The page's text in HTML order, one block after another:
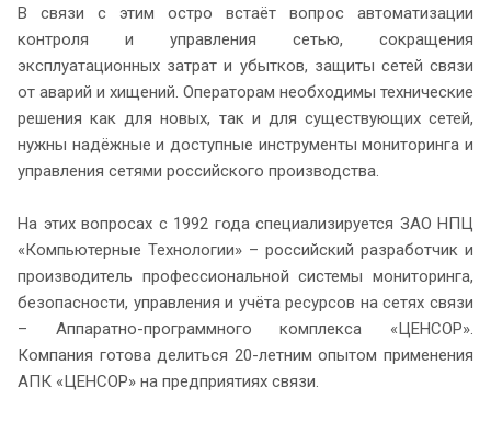
В связи с этим остро встаёт вопрос автоматизации
контроля и управления сетью, сокращения
эксплуатационных затрат и убытков, защиты сетей связи
от аварий и хищений. Операторам необходимы технические
решения как для новых, так и для существующих сетей,
нужны надёжные и доступные инструменты мониторинга и
управления сетями российского производства.
На этих вопросах с 1992 года специализируется ЗАО НПЦ
«Компьютерные Технологии» – российский разработчик и
производитель профессиональной системы мониторинга,
безопасности, управления и учёта ресурсов на сетях связи
– Аппаратно-программного комплекса «ЦЕНСОР».
Компания готова делиться 20-летним опытом применения
АПК «ЦЕНСОР» на предприятиях связи.